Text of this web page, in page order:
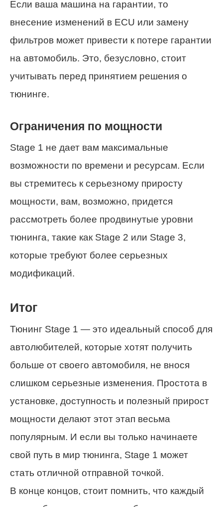
Если ваша машина на гарантии, то
внесение изменений в ECU или замену
фильтров может привести к потере гарантии
на автомобиль. Это, безусловно, стоит
учитывать перед принятием решения о
тюнинге.
Ограничения по мощности
Stage 1 не дает вам максимальные
возможности по времени и ресурсам. Если
вы стремитесь к серьезному приросту
мощности, вам, возможно, придется
рассмотреть более продвинутые уровни
тюнинга, такие как Stage 2 или Stage 3,
которые требуют более серьезных
модификаций.
Итог
Тюнинг Stage 1 — это идеальный способ для
автолюбителей, которые хотят получить
больше от своего автомобиля, не внося
слишком серьезные изменения. Простота в
установке, доступность и полезный прирост
мощности делают этот этап весьма
популярным. И если вы только начинаете
свой путь в мир тюнинга, Stage 1 может
стать отличной отправной точкой.
В конце концов, стоит помнить, что каждый